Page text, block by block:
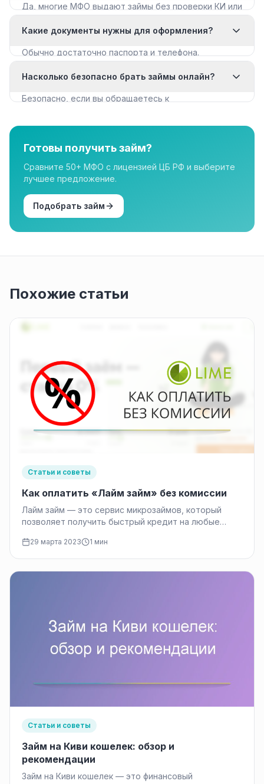
Да, многие МФО выдают займы без проверки КИ или
с плохой КИ».
Какие документы нужны для оформления?
Обычно достаточно паспорта и телефона.
документы для крупных сумм.
Насколько безопасно брать займы онлайн?
Безопасно, если вы обращаетесь к
организации в нашем каталоге имеют лицензию.
Готовы получить займ?
Сравните 50+ МФО с лицензией ЦБ РФ и выберите
лучшее предложение.
Подобрать займ
Похожие статьи
Статьи и советы
Как оплатить «Лайм займ» без комиссии
Лайм займ — это сервис микрозаймов, который
позволяет получить быстрый кредит на любые
29 марта 2023 1 мин
Статьи и советы
Займ на Киви кошелек: обзор и
рекомендации
Займ на Киви кошелек — это финансовый